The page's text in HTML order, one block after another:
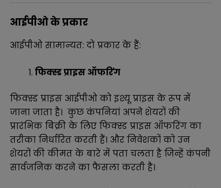
आईपीओ के प्रकार
आईपीओ सामान्यत: दो प्रकार के हैं:
फिक्स्ड प्राइस ऑफरिंग
फिक्स्ड प्राइस आईपीओ को इश्यू प्राइस के रूप में
जाना जाता है। कुछ कंपनियां अपने शेयरों की
प्रारंभिक बिक्री के लिए फिक्स्ड प्राइस ऑफरिंग का
तरीका निर्धारित करती हैं। और निवेशकों को उन
शेयरों की कीमत के बारे में पता चलता है जिन्हें कंपनी
सार्वजनिक करने का फैसला करती है।